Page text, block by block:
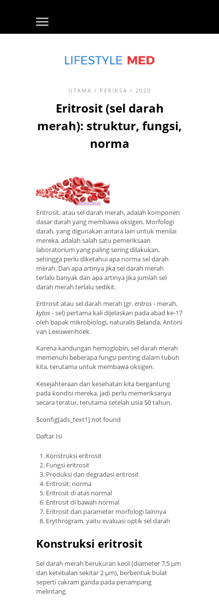
UTAMA / PERIKSA / 2020
Eritrosit (sel darah
merah): struktur, fungsi,
norma
Eritrosit, atau sel darah merah, adalah komponen
dasar darah yang membawa oksigen. Morfologi
darah, yang digunakan antara lain untuk menilai
mereka, adalah salah satu pemeriksaan
laboratorium yang paling sering dilakukan,
sehingga perlu diketahui apa norma sel darah
merah. Dan apa artinya jika sel darah merah
terlalu banyak dan apa artinya jika jumlah sel
darah merah terlalu sedikit.
Eritrosit atau sel darah merah (gr.eritros - merah,
kytos - sel) pertama kali dijelaskan pada abad ke-17
oleh bapak mikrobiologi, naturalis Belanda, Antoni
van Leeuwenhoek.
Karena kandungan hemoglobin, sel darah merah
memenuhi beberapa fungsi penting dalam tubuh
kita, terutama untuk membawa oksigen.
Kesejahteraan dan kesehatan kita bergantung
pada kondisi mereka, jadi perlu memeriksanya
secara teratur, terutama setelah usia 50 tahun.
$config[ads_text1] not found
Daftar Isi
Konstruksi eritrosit
Fungsi eritrosit
Produksi dan degradasi eritrosit
Eritrosit: norma
Eritrosit di atas normal
Eritrosit di bawah normal
Eritrosit dan parameter morfologi lainnya
Erythrogram, yaitu evaluasi optik sel darah
Konstruksi eritrosit
Sel darah merah berukuran kecil (diameter 7,5 µm
dan ketebalan sekitar 2 µm), berbentuk bulat
seperti cakram ganda pada penampang
melintang.